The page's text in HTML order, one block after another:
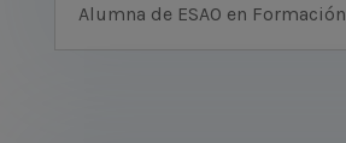
Alumna de ESAO en Formación